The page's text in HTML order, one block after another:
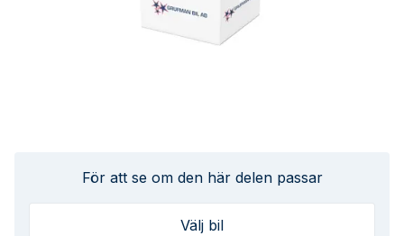
För att se om den här delen passar
Välj bil